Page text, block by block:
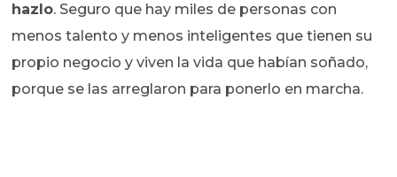
hazlo. Seguro que hay miles de personas con
menos talento y menos inteligentes que tienen su
propio negocio y viven la vida que habían soñado,
porque se las arreglaron para ponerlo en marcha.